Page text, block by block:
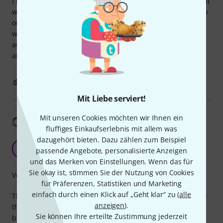
Mit Liebe serviert!
Mit unseren Cookies möchten wir Ihnen ein
fluffiges Einkaufserlebnis mit allem was
dazugehört bieten. Dazu zählen zum Beispiel
passende Angebote, personalisierte Anzeigen
und das Merken von Einstellungen. Wenn das für
Sie okay ist, stimmen Sie der Nutzung von Cookies
für Präferenzen, Statistiken und Marketing
einfach durch einen Klick auf „Geht klar“ zu (alle
anzeigen).
Sie können Ihre erteilte Zustimmung jederzeit
wonderful top notes and also deeper sounds when built up
or with firmer playing. I was playing with it just before I
wrote this review and have decided to purchase an
additional one I think two played together could be
amazing, It really is one of my favourite mallet atm.
Übersetzung anzeigen
Top notes
SYFlow 14.07.2026
This mallet brings out the gong's top notes when played on
the rim or close to the rim. The head is firm with a slight
bounce.
Verarbeitung